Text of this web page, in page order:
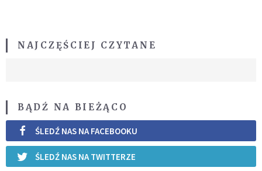
NAJCZĘŚCIEJ CZYTANE
BĄDŹ NA BIEŻĄCO
ŚLEDŹ NAS NA FACEBOOKU
ŚLEDŹ NAS NA TWITTERZE